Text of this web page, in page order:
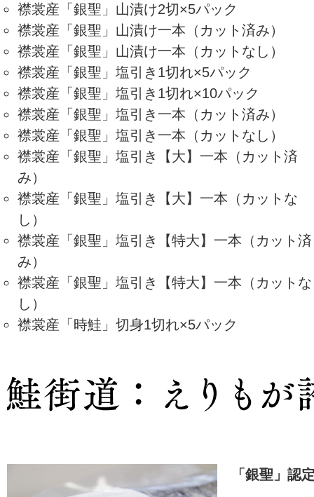
襟裳産「銀聖」山漬け2切×5パック
襟裳産「銀聖」山漬け一本（カット済み）
襟裳産「銀聖」山漬け一本（カットなし）
襟裳産「銀聖」塩引き1切れ×5パック
襟裳産「銀聖」塩引き1切れ×10パック
襟裳産「銀聖」塩引き一本（カット済み）
襟裳産「銀聖」塩引き一本（カットなし）
襟裳産「銀聖」塩引き【大】一本（カット済
み）
襟裳産「銀聖」塩引き【大】一本（カットな
し）
襟裳産「銀聖」塩引き【特大】一本（カット済
み）
襟裳産「銀聖」塩引き【特大】一本（カットな
し）
襟裳産「時鮭」切身1切れ×5パック
「銀聖」認